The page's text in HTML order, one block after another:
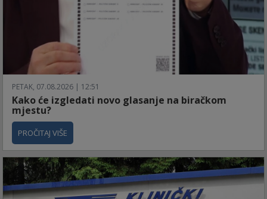
PETAK, 07.08.2026 | 12:51
Kako će izgledati novo glasanje na biračkom
mjestu?
PROČITAJ VIŠE